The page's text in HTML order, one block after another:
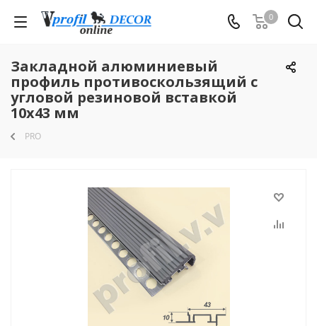
0
Закладной алюминиевый
профиль противоскользящий с
угловой резиновой вставкой
10x43 мм
PRO